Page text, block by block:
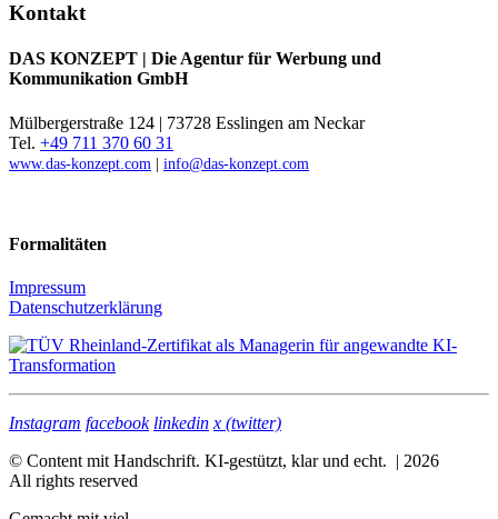
Kontakt
DAS KONZEPT | Die Agentur für Werbung und
Kommunikation GmbH
Mülbergerstraße 124 | 73728 Esslingen am Neckar
Tel. +49 711 370 60 31
www.das-konzept.com | info@das-konzept.com
Formalitäten
Impressum
Datenschutzerklärung
Instagram facebook linkedin x (twitter)
© Content mit Handschrift. KI-gestützt, klar und echt. | 2026
All rights reserved